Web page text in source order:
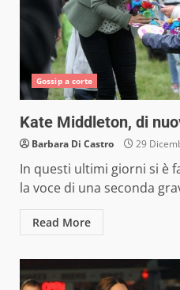
Gossip a corte
Kate Middleton, di
Barbara Di Castro 29
In questi ultimi giorni si è
la voce di una seconda
Read More